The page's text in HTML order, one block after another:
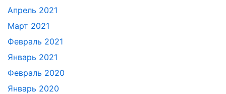
Апрель 2021
Март 2021
Февраль 2021
Январь 2021
Февраль 2020
Январь 2020